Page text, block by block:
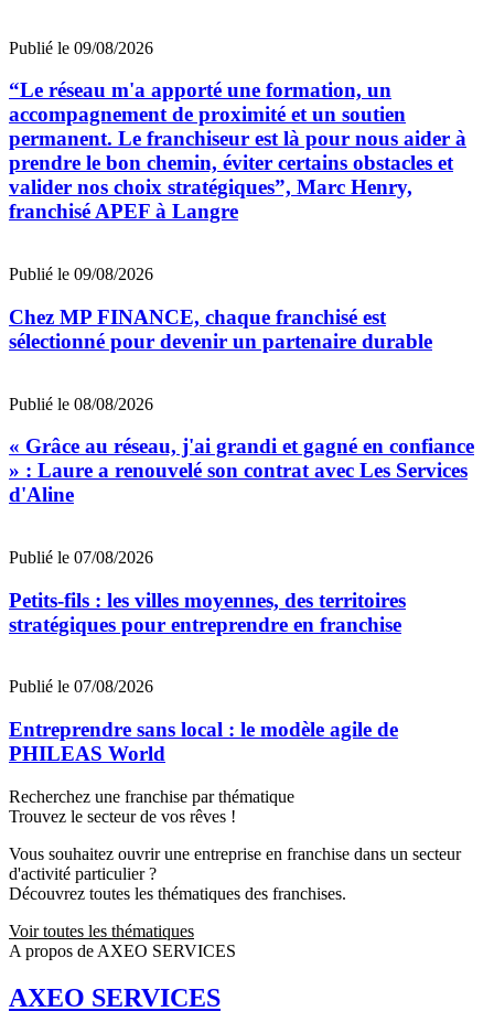
Publié le 09/08/2026
“Le réseau m'a apporté une formation, un
accompagnement de proximité et un soutien
permanent. Le franchiseur est là pour nous aider à
prendre le bon chemin, éviter certains obstacles et
valider nos choix stratégiques”, Marc Henry,
franchisé APEF à Langre
Publié le 09/08/2026
Chez MP FINANCE, chaque franchisé est
sélectionné pour devenir un partenaire durable
Publié le 08/08/2026
« Grâce au réseau, j'ai grandi et gagné en confiance
» : Laure a renouvelé son contrat avec Les Services
d'Aline
Publié le 07/08/2026
Petits-fils : les villes moyennes, des territoires
stratégiques pour entreprendre en franchise
Publié le 07/08/2026
Entreprendre sans local : le modèle agile de
PHILEAS World
Recherchez une franchise par thématique
Trouvez le secteur de vos rêves !
Vous souhaitez ouvrir une entreprise en franchise dans un secteur
d'activité particulier ?
Découvrez toutes les thématiques des franchises.
Voir toutes les thématiques
A propos de AXEO SERVICES
AXEO SERVICES